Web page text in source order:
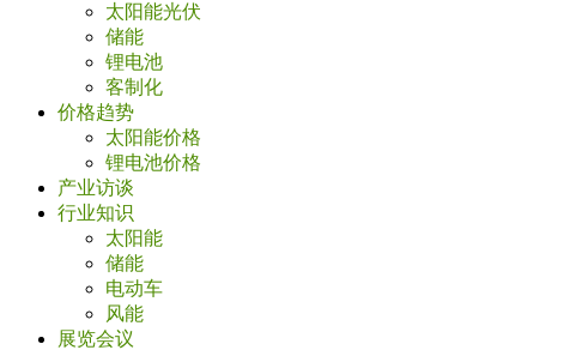
太阳能光伏
储能
锂电池
客制化
价格趋势
太阳能价格
锂电池价格
产业访谈
行业知识
太阳能
储能
电动车
风能
展览会议